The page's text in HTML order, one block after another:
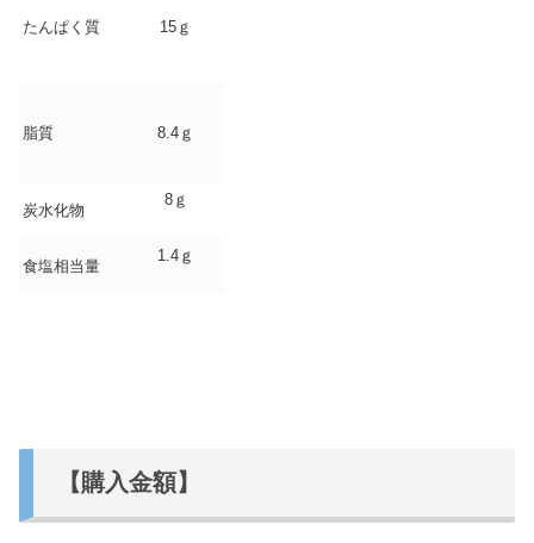
たんぱく質 15ｇ
脂質 8.4ｇ
炭水化物
8ｇ
食塩相当量
1.4ｇ
【購入金額】